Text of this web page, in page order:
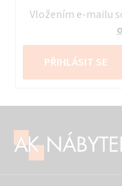
Vložením e-mailu
PŘIHLÁSIT SE